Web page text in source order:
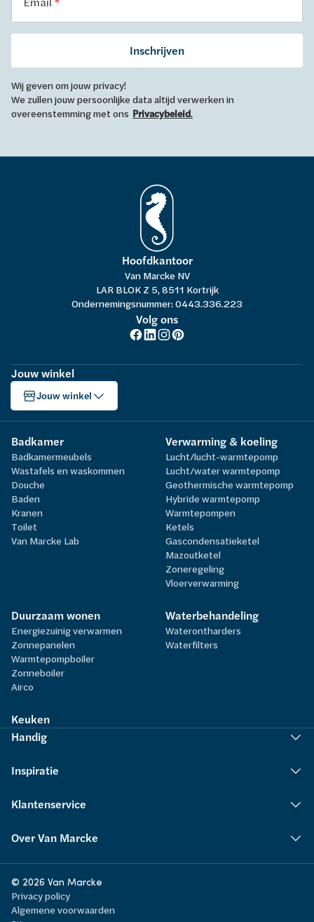
Inschrijven
Wij geven om jouw privacy!
We zullen jouw persoonlijke data altijd verwerken in
overeenstemming met ons Privacybeleid.
Hoofdkantoor
Van Marcke NV
LAR BLOK Z 5, 8511 Kortrijk
Ondernemingsnummer: 0443.336.223
Volg ons
Jouw winkel
Jouw winkel
Badkamer
Badkamermeubels
Wastafels en waskommen
Douche
Baden
Kranen
Toilet
Van Marcke Lab
Verwarming & koeling
Lucht/lucht-warmtepomp
Lucht/water warmtepomp
Geothermische warmtepomp
Hybride warmtepomp
Warmtepompen
Ketels
Gascondensatieketel
Mazoutketel
Zoneregeling
Vloerverwarming
Duurzaam wonen
Energiezuinig verwarmen
Zonnepanelen
Warmtepompboiler
Zonneboiler
Airco
Waterbehandeling
Waterontharders
Waterfilters
Keuken
Handig
Inspiratie
Klantenservice
Over Van Marcke
© 2026 Van Marcke
Privacy policy
Algemene voorwaarden